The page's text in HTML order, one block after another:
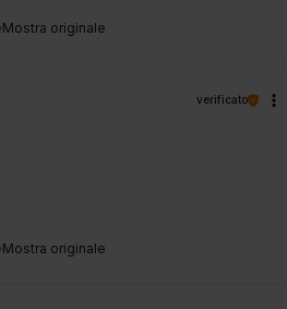
Mostra originale
Mostra originale
verificato